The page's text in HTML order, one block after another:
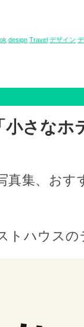
design Travel デザイン
さなホ
真集、おす
トハウス